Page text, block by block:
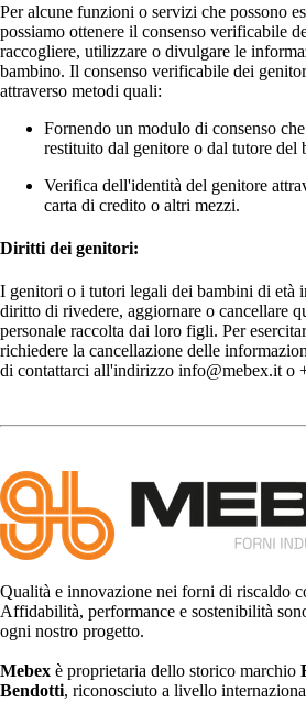
Per alcune funzioni o servizi che possono
possiamo ottenere il consenso verificabile
raccogliere, utilizzare o divulgare le
bambino. Il consenso verificabile dei
attraverso metodi quali:
Fornendo un modulo di consenso
restituito dal genitore o dal tutore del
Verifica dell'identità del genitore
carta di credito o altri mezzi.
Diritti dei genitori:
I genitori o i tutori legali dei bambini di età
diritto di rivedere, aggiornare o cancellare
personale raccolta dai loro figli. Per
richiedere la cancellazione delle
di contattarci all'indirizzo info@mebex.it o
Qualità e innovazione nei forni di riscaldo
Affidabilità, performance e sostenibilità
ogni nostro progetto.
Mebex è proprietaria dello storico marchio
Bendotti, riconosciuto a livello